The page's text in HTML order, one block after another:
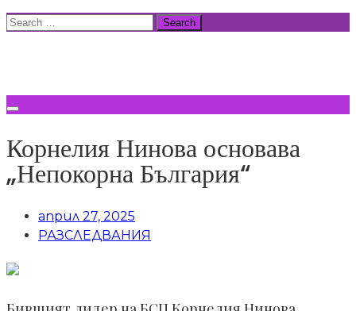
Skip
Search
Корнелия Нинова основава
„Непокорна България“
април 27, 2025
РАЗСЛЕДВАНИЯ